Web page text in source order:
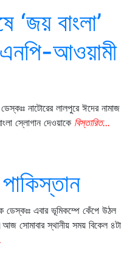
‘জয় বাংলা’
আওয়ামী
ডেস্কঃঃ নাটোরের লালপুরে ঈদের নামাজ
স্লোগান দেওয়াকে বিস্তারিত...
ডেস্কঃঃ এবার ভূমিকম্পে কেঁপে উঠল
সোমাবার স্থানীয় সময় বিকেল ৪টা